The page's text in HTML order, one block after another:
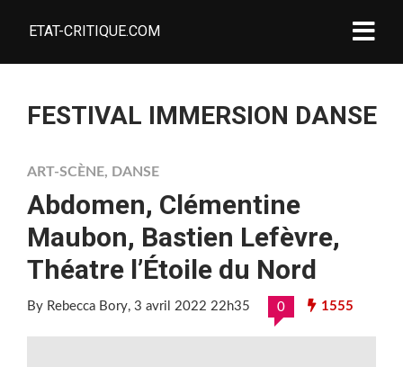
ETAT-CRITIQUE.COM
FESTIVAL IMMERSION DANSE
ART-SCÈNE, DANSE
Abdomen, Clémentine
Maubon, Bastien Lefèvre,
Théatre l’Étoile du Nord
By Rebecca Bory, 3 avril 2022 22h35 0 1555